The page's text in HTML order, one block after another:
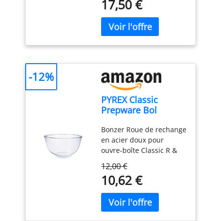
Adapté à l'utilisation au
micro-ondes et du
congélateur 100%
Fabriqué en France Verre
hygiénique non poreux et
17,50 €
PYREX Classic
Prepware Bol
haute résistance,
Blanc, 2 L 1040933
Bonzer Roue de rechange
en acier doux pour
ouvre-boîte Classic R &
haute qualité Durable
Pyrex
12,00 €
10,62 €
-12%